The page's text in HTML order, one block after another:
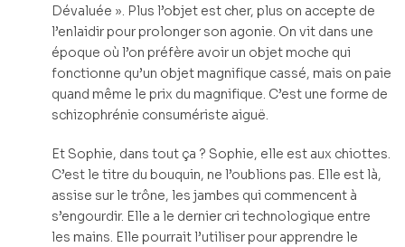
Dévaluée ». Plus l’objet est cher, plus on accepte de
l’enlaidir pour prolonger son agonie. On vit dans une
époque où l’on préfère avoir un objet moche qui
fonctionne qu’un objet magnifique cassé, mais on paie
quand même le prix du magnifique. C’est une forme de
schizophrénie consumériste aiguë.
Et Sophie, dans tout ça ? Sophie, elle est aux chiottes.
C’est le titre du bouquin, ne l’oublions pas. Elle est là,
assise sur le trône, les jambes qui commencent à
s’engourdir. Elle a le dernier cri technologique entre
les mains. Elle pourrait l’utiliser pour apprendre le